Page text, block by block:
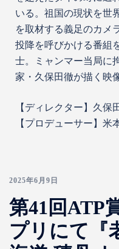
いる。祖国の現状を世
を取材する義足のカメ
投降を呼びかける番組
士。ミャンマー当局に
家・久保田徹が描く映
【ディレクター】久保
【プロデューサー】米
2025年6月9日
第41回ATP
プリにて『